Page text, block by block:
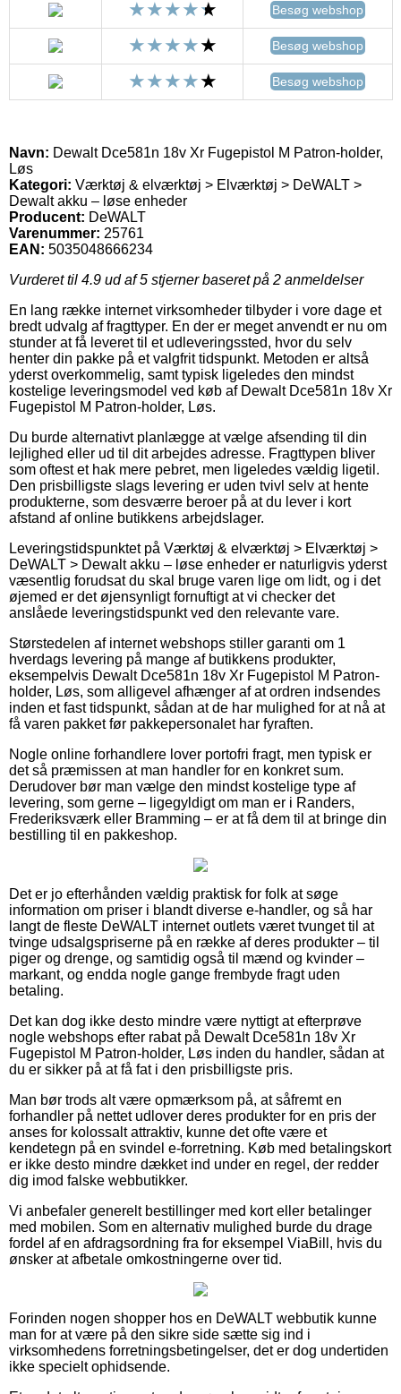
Besøg webshop
Besøg webshop
Besøg webshop
Navn: Dewalt Dce581n 18v Xr Fugepistol M Patron-holder,
Løs
Kategori: Værktøj & elværktøj > Elværktøj > DeWALT >
Dewalt akku – løse enheder
Producent: DeWALT
Varenummer: 25761
EAN: 5035048666234
Vurderet til 4.9 ud af 5 stjerner baseret på 2 anmeldelser
En lang række internet virksomheder tilbyder i vore dage et
bredt udvalg af fragttyper. En der er meget anvendt er nu om
stunder at få leveret til et udleveringssted, hvor du selv
henter din pakke på et valgfrit tidspunkt. Metoden er altså
yderst overkommelig, samt typisk ligeledes den mindst
kostelige leveringsmodel ved køb af Dewalt Dce581n 18v Xr
Fugepistol M Patron-holder, Løs.
Du burde alternativt planlægge at vælge afsending til din
lejlighed eller ud til dit arbejdes adresse. Fragttypen bliver
som oftest et hak mere pebret, men ligeledes vældig ligetil.
Den prisbilligste slags levering er uden tvivl selv at hente
produkterne, som desværre beroer på at du lever i kort
afstand af online butikkens arbejdslager.
Leveringstidspunktet på Værktøj & elværktøj > Elværktøj >
DeWALT > Dewalt akku – løse enheder er naturligvis yderst
væsentlig forudsat du skal bruge varen lige om lidt, og i det
øjemed er det øjensynligt fornuftigt at vi checker det
anslåede leveringstidspunkt ved den relevante vare.
Størstedelen af internet webshops stiller garanti om 1
hverdags levering på mange af butikkens produkter,
eksempelvis Dewalt Dce581n 18v Xr Fugepistol M Patron-
holder, Løs, som alligevel afhænger af at ordren indsendes
inden et fast tidspunkt, sådan at de har mulighed for at nå at
få varen pakket før pakkepersonalet har fyraften.
Nogle online forhandlere lover portofri fragt, men typisk er
det så præmissen at man handler for en konkret sum.
Derudover bør man vælge den mindst kostelige type af
levering, som gerne – ligegyldigt om man er i Randers,
Frederiksværk eller Bramming – er at få dem til at bringe din
bestilling til en pakkeshop.
Det er jo efterhånden vældig praktisk for folk at søge
information om priser i blandt diverse e-handler, og så har
langt de fleste DeWALT internet outlets været tvunget til at
tvinge udsalgspriserne på en række af deres produkter – til
piger og drenge, og samtidig også til mænd og kvinder –
markant, og endda nogle gange frembyde fragt uden
betaling.
Det kan dog ikke desto mindre være nyttigt at efterprøve
nogle webshops efter rabat på Dewalt Dce581n 18v Xr
Fugepistol M Patron-holder, Løs inden du handler, sådan at
du er sikker på at få fat i den prisbilligste pris.
Man bør trods alt være opmærksom på, at såfremt en
forhandler på nettet udlover deres produkter for en pris der
anses for kolossalt attraktiv, kunne det ofte være et
kendetegn på en svindel e-forretning. Køb med betalingskort
er ikke desto mindre dækket ind under en regel, der redder
dig imod falske webbutikker.
Vi anbefaler generelt bestillinger med kort eller betalinger
med mobilen. Som en alternativ mulighed burde du drage
fordel af en afdragsordning fra for eksempel ViaBill, hvis du
ønsker at afbetale omkostningerne over tid.
Forinden nogen shopper hos en DeWALT webbutik kunne
man for at være på den sikre side sætte sig ind i
virksomhedens forretningsbetingelser, det er dog undertiden
ikke specielt ophidsende.